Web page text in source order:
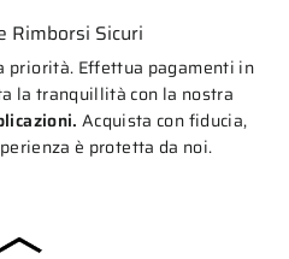
Rimborsi Sicuri
priorità. Effettua pagamenti in
la tranquillità con la nostra
Acquista con fiducia,
è protetta da noi.